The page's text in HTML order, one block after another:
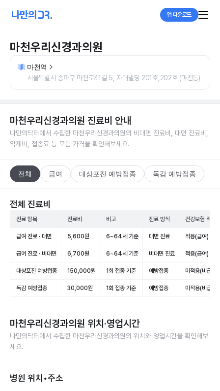
앱 다운로드
마천우리신경과의원
마천역
서울특별시 송파구 마천로41길 5, 자매빌딩 201호,202호 (마천동)
마천우리신경과의원 진료비 안내
나만의닥터에서 수집한 마천우리신경과의원의 비대면 진료비, 대면 진료비,
약제비, 접종료 등 모든 가격을 확인해보세요.
전체 급여 대상포진 예방접종 독감 예방접종
전체 진료비
진료 항목 진료비 비고 진료 방식 건강보험 적용
급여 진료 · 대면 5,600원 6~64세 기준 대면 진료 적용(급여)
급여 진료 · 비대면 6,700원 6~64세 기준 비대면 진료 적용(급여)
대상포진 예방접종 150,000원 1회 접종 기준 예방접종 미적용(비급여)
독감 예방접종 30,000원 1회 접종 기준 예방접종 미적용(비급여)
마천우리신경과의원 위치·영업시간
나만의닥터에서 수집한 마천우리신경과의원의 위치와 영업시간을 확인해보
세요.
병원 위치•주소